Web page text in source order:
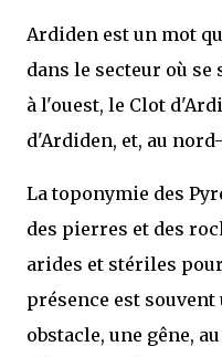
Ardiden est un mot
dans le secteur où
à l'ouest, le Clot
d'Ardiden, et, au
La toponymie des
des pierres et des
arides et stériles
présence est
obstacle, une gêne,